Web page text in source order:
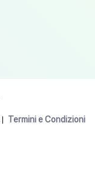
Termini e Condizioni